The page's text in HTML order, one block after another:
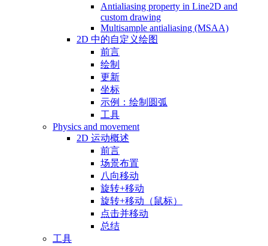
Antialiasing property in Line2D and
custom drawing
Multisample antialiasing (MSAA)
2D 中的自定义绘图
前言
绘制
更新
坐标
示例：绘制圆弧
工具
Physics and movement
2D 运动概述
前言
场景布置
八向移动
旋转+移动
旋转+移动（鼠标）
点击并移动
总结
工具